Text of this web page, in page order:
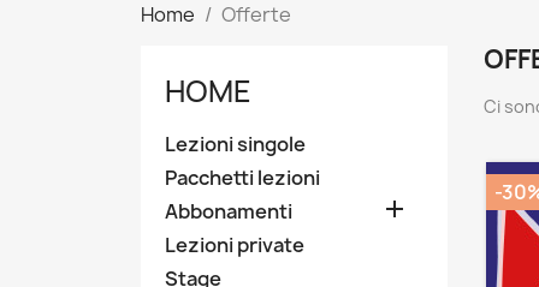
Home Offerte
HOME
Lezioni singole
Pacchetti lezioni
Abbonamenti

Lezioni private
Stage
Ci
-